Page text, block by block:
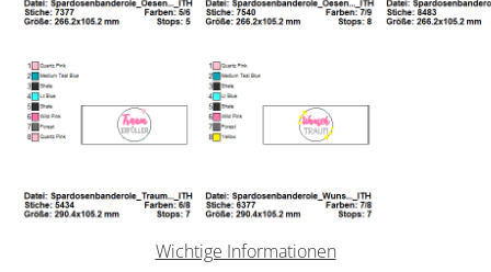
Wichtige Informationen